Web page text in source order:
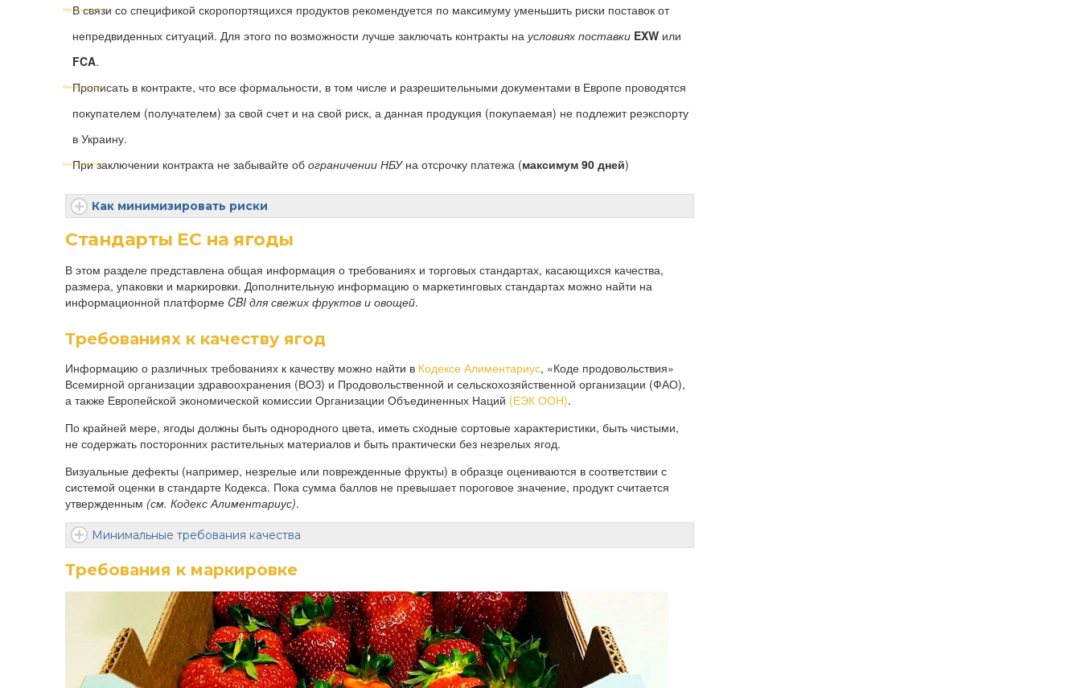
В связи со спецификой скоропортящихся продуктов рекомендуется по максимуму уменьшить риски поставок от
непредвиденных ситуаций. Для этого по возможности лучше заключать контракты на условиях поставки EXWили
FCA.
Прописать в контракте, что все формальности, в том числе и разрешительными документами в Европе проводятся
покупателем (получателем) за свой счет и на свой риск, а данная продукция (покупаемая) не подлежит реэкспорту
в Украину.
При заключении контракта не забывайте об ограничении НБУна отсрочку платежа (максимум 90 дней)
Как минимизировать риски
Стандарты ЕС на ягоды
В этом разделе представлена ​​общая информация о требованиях и торговых стандартах, касающихся качества,
размера, упаковки и маркировки. Дополнительную информацию о маркетинговых стандартах можно найти на
информационной платформе CBI для свежих фруктов и овощей.
Требованиях к качеству ягод
Информацию о различных требованиях к качеству можно найти в Кодексе Алиментариус, «Коде продовольствия»
Всемирной организации здравоохранения (ВОЗ) и Продовольственной и сельскохозяйственной организации (ФАО),
а также Европейской экономической комиссии Организации Объединенных Наций (ЕЭК ООН).
По крайней мере, ягоды должны быть однородного цвета, иметь сходные сортовые характеристики, быть чистыми,
не содержать посторонних растительных материалов и быть практически без незрелых ягод.
Визуальные дефекты (например, незрелые или поврежденные фрукты) в образце оцениваются в соответствии с
системой оценки в стандарте Кодекса. Пока сумма баллов не превышает пороговое значение, продукт считается
утвержденным (см. Кодекс Алиментариус).
Минимальные требования качества
Требования к маркировке